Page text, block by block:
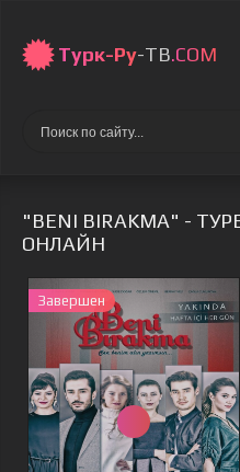
Турк-Ру-ТВ.COM
"BENI BIRAKMA" -
ОНЛАЙН
Завершен